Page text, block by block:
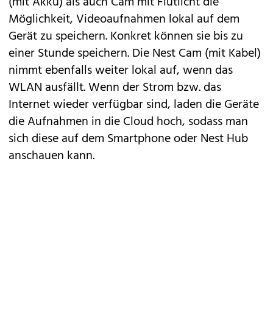
Möglichkeit, Videoaufnahmen lokal auf dem
Gerät zu speichern. Konkret können sie bis zu
einer Stunde speichern. Die Nest Cam (mit Kabel)
nimmt ebenfalls weiter lokal auf, wenn das
WLAN ausfällt. Wenn der Strom bzw. das
Internet wieder verfügbar sind, laden die Geräte
die Aufnahmen in die Cloud hoch, sodass man
sich diese auf dem Smartphone oder Nest Hub
anschauen kann.